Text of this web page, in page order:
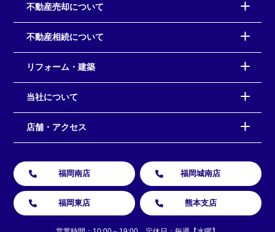
不動産売却について
不動産相続について
リフォーム・建築
当社について
店舗・アクセス
福岡南店 福岡城南店
福岡東店 熊本支店